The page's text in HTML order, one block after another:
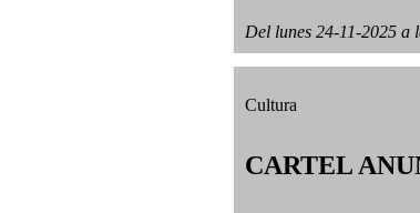
Del lunes 24-11-2025 a
Cultura
CARTEL